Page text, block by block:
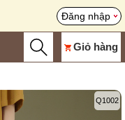
Đăng nhập
Giỏ hàng
Q1002